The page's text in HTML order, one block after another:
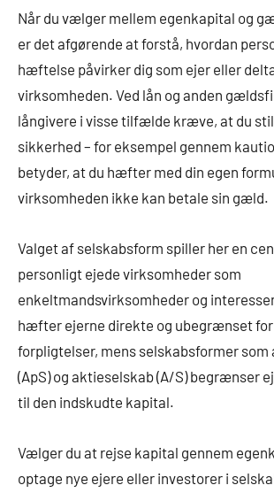
Når du vælger mellem egenkapital og
er det afgørende at forstå, hvordan
hæftelse påvirker dig som ejer eller
virksomheden. Ved lån og anden
långivere i visse tilfælde kræve, at du
sikkerhed – for eksempel gennem
betyder, at du hæfter med din egen
virksomheden ikke kan betale sin gæld.
Valget af selskabsform spiller her en
personligt ejede virksomheder som
enkeltmandsvirksomheder og
hæfter ejerne direkte og ubegrænset
forpligtelser, mens selskabsformer
(ApS) og aktieselskab (A/S) begrænser
til den indskudte kapital.
Vælger du at rejse kapital gennem
optage nye ejere eller investorer i